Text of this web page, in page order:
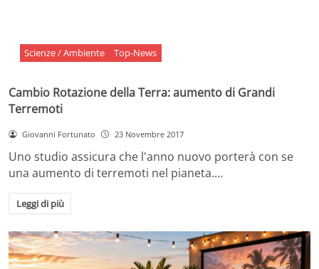
Scienze / Ambiente Top-News
Cambio Rotazione della Terra: aumento di Grandi
Terremoti
Giovanni Fortunato 23 Novembre 2017
Uno studio assicura che l'anno nuovo porterà con se
una aumento di terremoti nel pianeta.…
Leggi di più